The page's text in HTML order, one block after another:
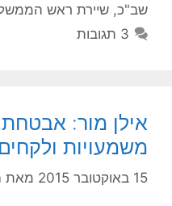
שב"כ, שיירת ראש
3 תגובות
אילן מור: אבטחת
משמעויות ולקחים
15 באוקטובר 2015 מאת